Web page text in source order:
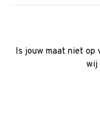
Is jouw maat niet op
wij